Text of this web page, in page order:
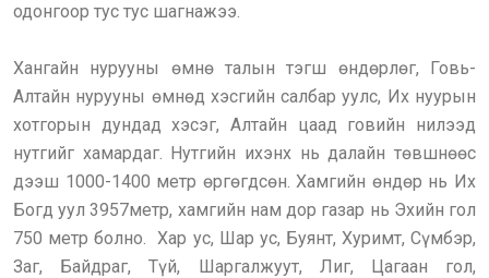
одонгоор тус тус шагнажээ.
Хангайн нурууны өмнө талын тэгш өндөрлөг, Говь-
Алтайн нурууны өмнөд хэсгийн салбар уулс, Их нуурын
хотгорын дундад хэсэг, Алтайн цаад говийн нилээд
нутгийг хамардаг. Нутгийн ихэнх нь далайн төвшнөөс
дээш 1000-1400 метр өргөгдсөн. Хамгийн өндөр нь Их
Богд уул 3957метр, хамгийн нам дор газар нь Эхийн гол
750 метр болно. Хар ус, Шар ус, Буянт, Хуримт, Сүмбэр,
Заг, Байдраг, Түй, Шаргалжуут, Лиг, Цагаан гол,